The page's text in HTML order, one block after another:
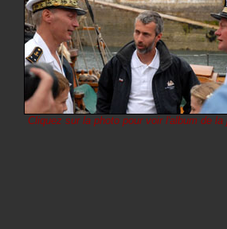
Cliquez sur la photo pour voir l'album de la